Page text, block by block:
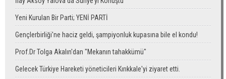
Yeni Kurulan Bir Parti; YENİ PARTİ
Gençlerbirliği'ne haciz geldi, şampiyonluk kupasına bile el kondu!
Prof.Dr Tolga Akalın'dan "Mekanın tahakkümü"
Gelecek Türkiye Hareketi yöneticileri Kırıkkale'yi ziyaret etti.